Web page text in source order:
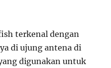
terkenal dengan
di ujung antena di
digunakan untuk